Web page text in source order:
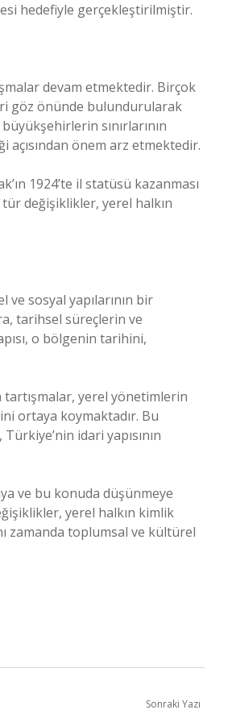
hedefiyle gerçekleştirilmiştir.
devam etmektedir. Birçok
göz önünde bulundurularak
sınırlarının
önem arz etmektedir.
1924’te il statüsü kazanması
değişiklikler, yerel halkın
sosyal yapılarının bir
tarihsel süreçlerin ve
o bölgenin tarihini,
tartışmalar, yerel yönetimlerin
ortaya koymaktadır. Bu
idari yapısının
ve bu konuda düşünmeye
yerel halkın kimlik
zamanda toplumsal ve kültürel
Sonraki Yazı